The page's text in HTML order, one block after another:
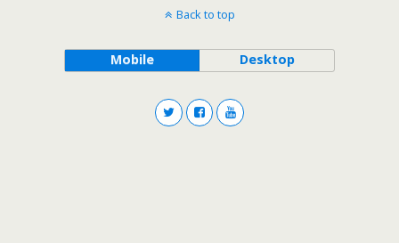
Back to top
Mobile Desktop